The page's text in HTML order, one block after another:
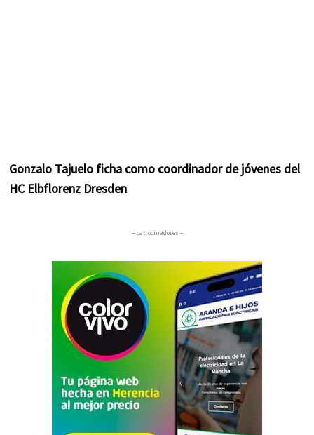
Gonzalo Tajuelo ficha como coordinador de jóvenes del
HC Elbflorenz Dresden
– patrocinadores –